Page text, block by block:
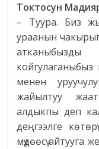
Токтосун
– Туура. Биз
ураанын чакырып,
менен
жайылтуу
алдыкпы деп
деңгээлге
мүдөөсү айтууга